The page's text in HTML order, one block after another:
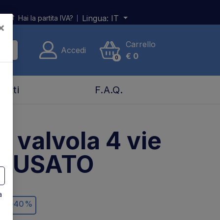
Hai la partita IVA? Lingua: IT
Accedi
0
Carrello
€ 0
F.A.Q.
valvola 4 vie
USATO
-40%